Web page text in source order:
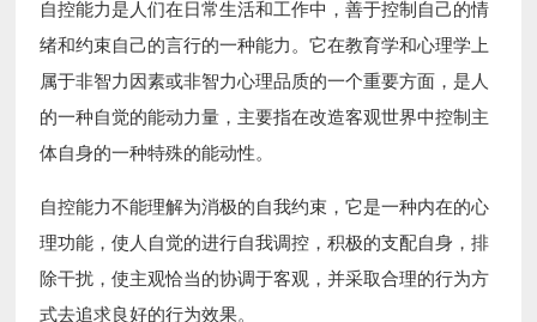
自控能力是人们在日常生活和工作中，善于控制自己的情
绪和约束自己的言行的一种能力。它在教育学和心理学上
属于非智力因素或非智力心理品质的一个重要方面，是人
的一种自觉的能动力量，主要指在改造客观世界中控制主
体自身的一种特殊的能动性。
自控能力不能理解为消极的自我约束，它是一种内在的心
理功能，使人自觉的进行自我调控，积极的支配自身，排
除干扰，使主观恰当的协调于客观，并采取合理的行为方
式去追求良好的行为效果。